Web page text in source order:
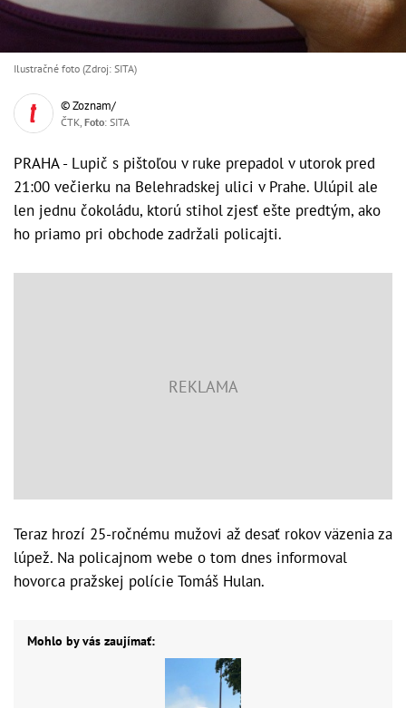
Ilustračné foto (Zdroj: SITA)
© Zoznam/
ČTK, Foto: SITA
PRAHA - Lupič s pištoľou v ruke prepadol v utorok pred
21:00 večierku na Belehradskej ulici v Prahe. Ulúpil ale
len jednu čokoládu, ktorú stihol zjesť ešte predtým, ako
ho priamo pri obchode zadržali policajti.
Teraz hrozí 25-ročnému mužovi až desať rokov väzenia za
lúpež. Na policajnom webe o tom dnes informoval
hovorca pražskej polície Tomáš Hulan.
Mohlo by vás zaujímať: